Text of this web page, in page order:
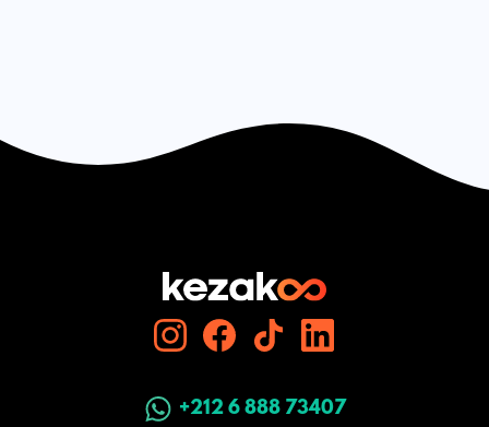
+212 6 888 73407